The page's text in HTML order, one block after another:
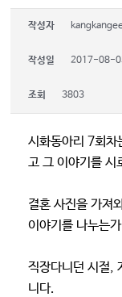
작성자
작성일 2017-08-
조회 3803
시화동아리 7회차
고 그 이야기를 시
결혼 사진을 가져
이야기를 나누는
직장다니던 시절,
니다.